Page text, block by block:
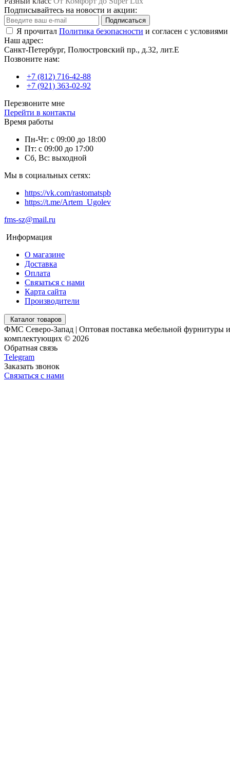
Подписывайтесь на новости и акции:
Подписаться
Я прочитал Политика безопасности и согласен с условиями
Наш адрес:
Санкт-Петербург, Полюстровский пр., д.32, лит.Е
Позвоните нам:
+7 (812) 716-42-88
+7 (921) 363-02-92
Перезвоните мне
Перейти в контакты
Время работы
Пн-Чт: с 09:00 до 18:00
Пт: с 09:00 до 17:00
Сб, Вс: выходной
Мы в социальных сетях:
https://vk.com/rastomatspb
https://t.me/Artem_Ugolev
fms-sz@mail.ru
Информация
О магазине
Доставка
Оплата
Связаться с нами
Карта сайта
Производители
Каталог товаров
ФМС Северо-Запад | Оптовая поставка мебельной фурнитуры и
комплектующих © 2026
Обратная связь
Telegram
Заказать звонок
Связаться с нами